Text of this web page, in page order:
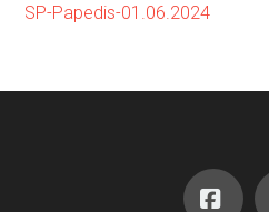
SP-Papedis-01.06.2024